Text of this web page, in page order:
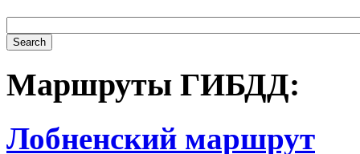
Маршруты ГИБДД:
Лобненский маршрут